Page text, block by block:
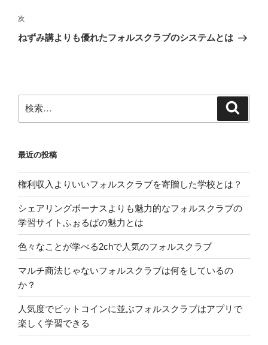
ビ
ゲ
ン
稿
次
の
次
ねずみ講よりも優れたフォルスクラブのシステムとは
索:
最近の投稿
権利収入よりいいフォルスクラブを寄贈した学校とは？
シェアリングボーナスよりも魅力的なフォルスクラブの
学習サイトふぉるぱの魅力とは
色々なことが学べる2chで人気のフォルスクラブ
マルチ商法じゃないフォルスクラブは何をしているの
か？
人気度でビットコインに並ぶフォルスクラブはアプリで
楽しく学習できる